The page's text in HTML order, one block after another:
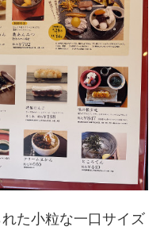
た小粒な一口サイズ